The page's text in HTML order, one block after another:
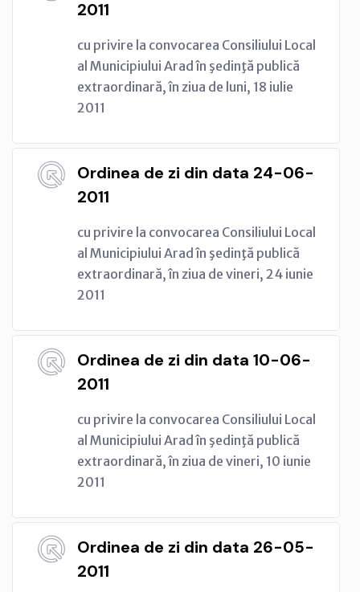
2011
cu privire la convocarea Consiliului Local
al Municipiului Arad în şedinţă publică
extraordinară, în ziua de luni, 18 iulie
2011
Ordinea de zi din data 24-06-
2011
cu privire la convocarea Consiliului Local
al Municipiului Arad în şedinţă publică
extraordinară, în ziua de vineri, 24 iunie
2011
Ordinea de zi din data 10-06-
2011
cu privire la convocarea Consiliului Local
al Municipiului Arad în şedinţă publică
extraordinară, în ziua de vineri, 10 iunie
2011
Ordinea de zi din data 26-05-
2011